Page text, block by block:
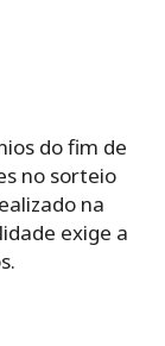
do fim de
no sorteio
na
exige a